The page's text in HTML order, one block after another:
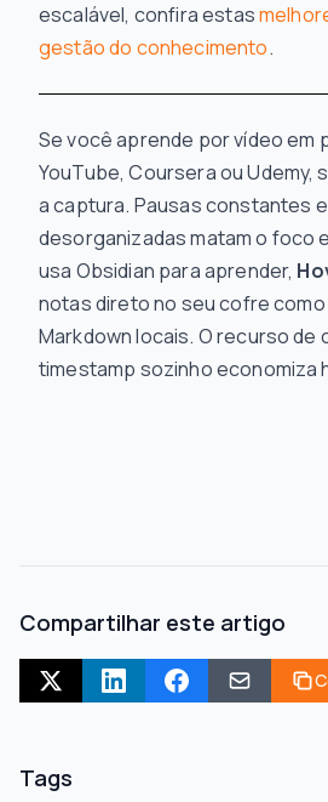
escalável, confira estas
gestão do conhecimento.
Se você aprende por vídeo em
YouTube, Coursera ou Udemy,
a captura. Pausas constantes
desorganizadas matam o foco
usa Obsidian para aprender,
notas direto no seu cofre
Markdown locais. O recurso de
timestamp sozinho economiza
Compartilhar este artigo
Tags